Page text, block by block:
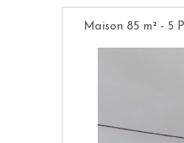
Maison 85 m² - 5